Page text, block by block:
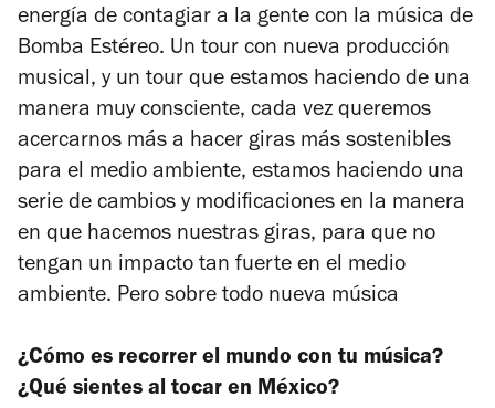
energía de contagiar a la gente con la música de
Bomba Estéreo. Un tour con nueva producción
musical, y un tour que estamos haciendo de una
manera muy consciente, cada vez queremos
acercarnos más a hacer giras más sostenibles
para el medio ambiente, estamos haciendo una
serie de cambios y modificaciones en la manera
en que hacemos nuestras giras, para que no
tengan un impacto tan fuerte en el medio
ambiente. Pero sobre todo nueva música
¿Cómo es recorrer el mundo con tu música?
¿Qué sientes al tocar en México?